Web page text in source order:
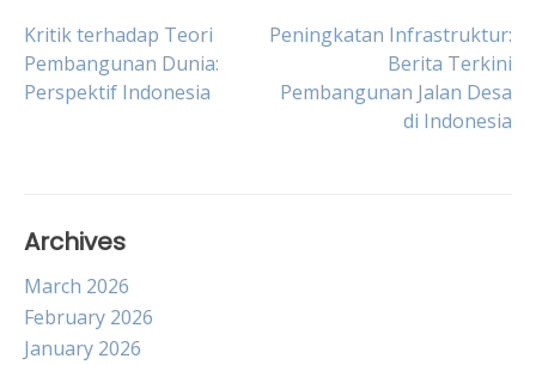
Post
navigation
Kritik terhadap Teori
Pembangunan Dunia:
Perspektif Indonesia
Peningkatan Infrastruktur:
Berita Terkini
Pembangunan Jalan Desa
di Indonesia
Archives
March 2026
February 2026
January 2026